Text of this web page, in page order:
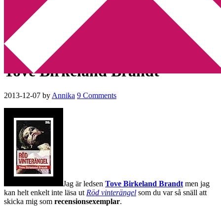
You are here:Home Recensionsexemplar
Varför jag inte klarade
av att läsa ut Röd Vinterängel av Tove Birkeland Brandt
Varför jag inte klarade av att
läsa ut Röd Vinterängel av
Tove Birkeland Brandt
2013-12-07 by Annika 9 Comments
Jag är ledsen Tove Birkeland Brandt men jag
kan helt enkelt inte läsa ut Röd vinterängel som du var så snäll att
skicka mig som recensionsexemplar.